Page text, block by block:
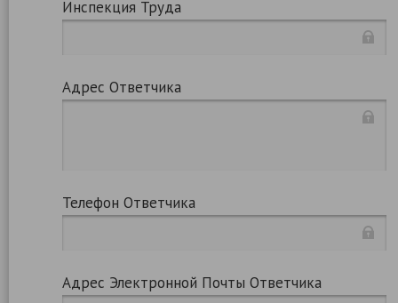
Инспекция Труда
Адрес Ответчика
Телефон Ответчика
Адрес Электронной Почты Ответчика